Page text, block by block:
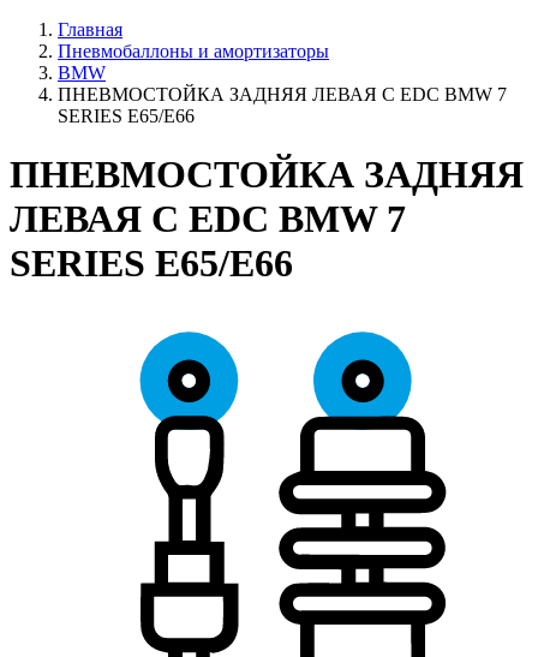
Главная
Пневмобаллоны и амортизаторы
BMW
ПНЕВМОСТОЙКА ЗАДНЯЯ ЛЕВАЯ С EDC BMW 7
SERIES E65/E66
ПНЕВМОСТОЙКА ЗАДНЯЯ
ЛЕВАЯ С EDC BMW 7
SERIES E65/E66